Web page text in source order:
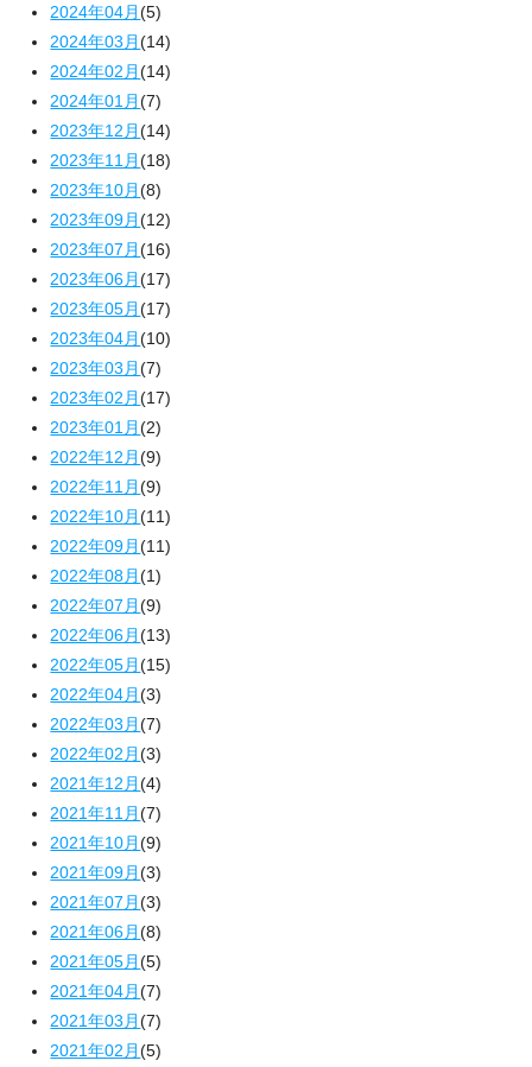
2024年04月(5)
2024年03月(14)
2024年02月(14)
2024年01月(7)
2023年12月(14)
2023年11月(18)
2023年10月(8)
2023年09月(12)
2023年07月(16)
2023年06月(17)
2023年05月(17)
2023年04月(10)
2023年03月(7)
2023年02月(17)
2023年01月(2)
2022年12月(9)
2022年11月(9)
2022年10月(11)
2022年09月(11)
2022年08月(1)
2022年07月(9)
2022年06月(13)
2022年05月(15)
2022年04月(3)
2022年03月(7)
2022年02月(3)
2021年12月(4)
2021年11月(7)
2021年10月(9)
2021年09月(3)
2021年07月(3)
2021年06月(8)
2021年05月(5)
2021年04月(7)
2021年03月(7)
2021年02月(5)